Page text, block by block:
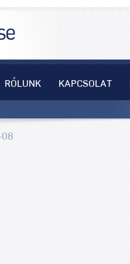
RÓLUNK KAPCSOLAT
08